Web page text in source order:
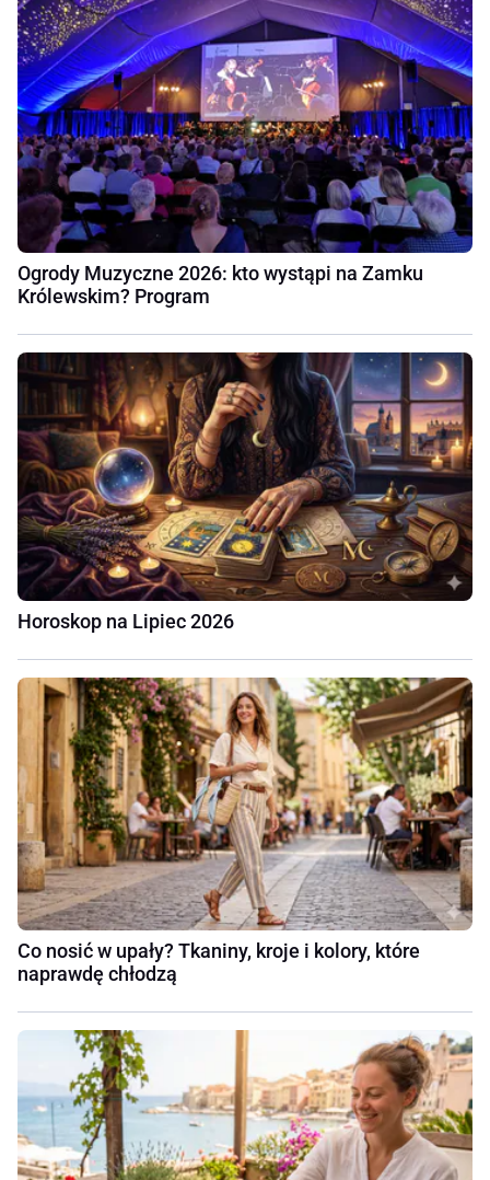
Ogrody Muzyczne 2026: kto wystąpi na Zamku
Królewskim? Program
Horoskop na Lipiec 2026
Co nosić w upały? Tkaniny, kroje i kolory, które
naprawdę chłodzą